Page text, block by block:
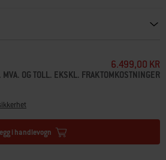
6.499,00 KR
OG TOLL. EKSKL. FRAKTOMKOSTNINGER
i handlevogn